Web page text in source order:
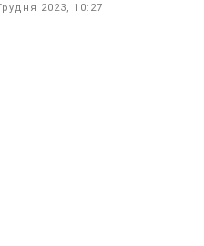
2023, 10:27